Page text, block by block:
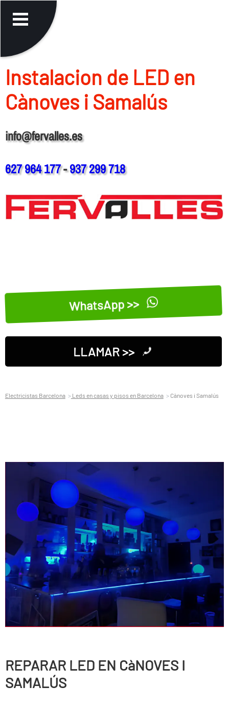
Instalacion de LED en
Cànoves i Samalús
info@fervalles.es
627 964 177-937 299 718
WhatsApp >>
LLAMAR >>
Electricistas Barcelona Leds en casas y pisos en Barcelona Cànoves i Samalús
REPARAR LED EN CàNOVES I
SAMALÚS